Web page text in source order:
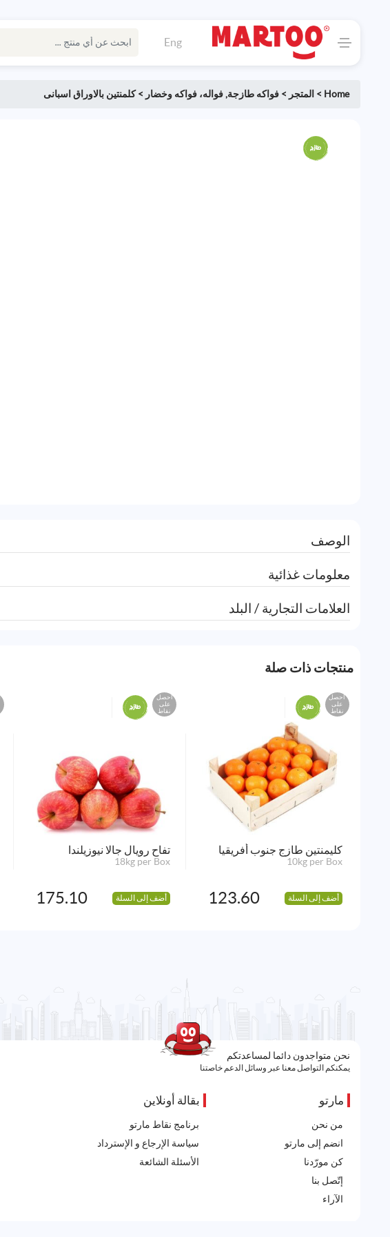
Eng
Home
> المتجر >فواكه طازجة,فواله، فواكه وخضار >كلمنتين بالاوراق اسبانى
الوصف
معلومات غذائية
العلامات التجارية / البلد
منتجات ذات صلة
احصل
على
نقاط
كليمنتين طازج جنوب أفريقيا
10kg per Box
أضف إلى السلة 123.60
احصل
على
نقاط
تفاح رويال جالا نيوزيلندا
18kg per Box
أضف إلى السلة 175.10
نحن متواجدون دائما لمساعدتكم
يمكنكم التواصل معنا عبر وسائل الدعم خاصتنا
مارتو
من نحن
انضم إلى مارتو
كن مورّدنا
إتّصل بنا
الآراء
بقالة أونلاين
برنامج نقاط مارتو
سياسة الإرجاع و الإسترداد
الأسئلة الشائعة